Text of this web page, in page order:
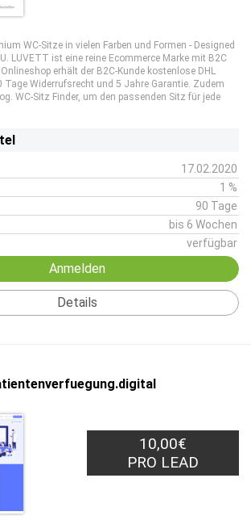
WC-Sitze in vielen Farben und Formen - Designed
LUVETT ist eine reine Ecommerce Marke mit B2C
erhält der B2C-Kunde kostenlose DHL
Tage Widerrufsrecht und 5 Jahre Garantie. Zudem
WC-Sitz Finder, um den passenden Sitz für jede
17.02.2020
1 %
90 Tage
bis 6 Wochen
verfügbar
Anmelden
Details
10,00€
PRO LEAD